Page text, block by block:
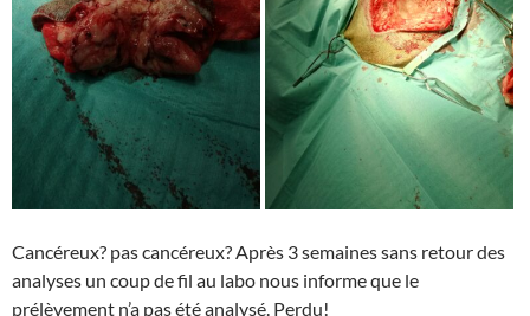
Cancéreux? pas cancéreux? Après 3 semaines sans retour des
analyses un coup de fil au labo nous informe que le
prélèvement n’a pas été analysé. Perdu!